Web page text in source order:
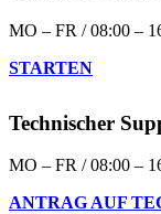
MO – FR / 08:00 –
STARTEN
Technischer
MO – FR / 08:00 –
ANTRAG AUF